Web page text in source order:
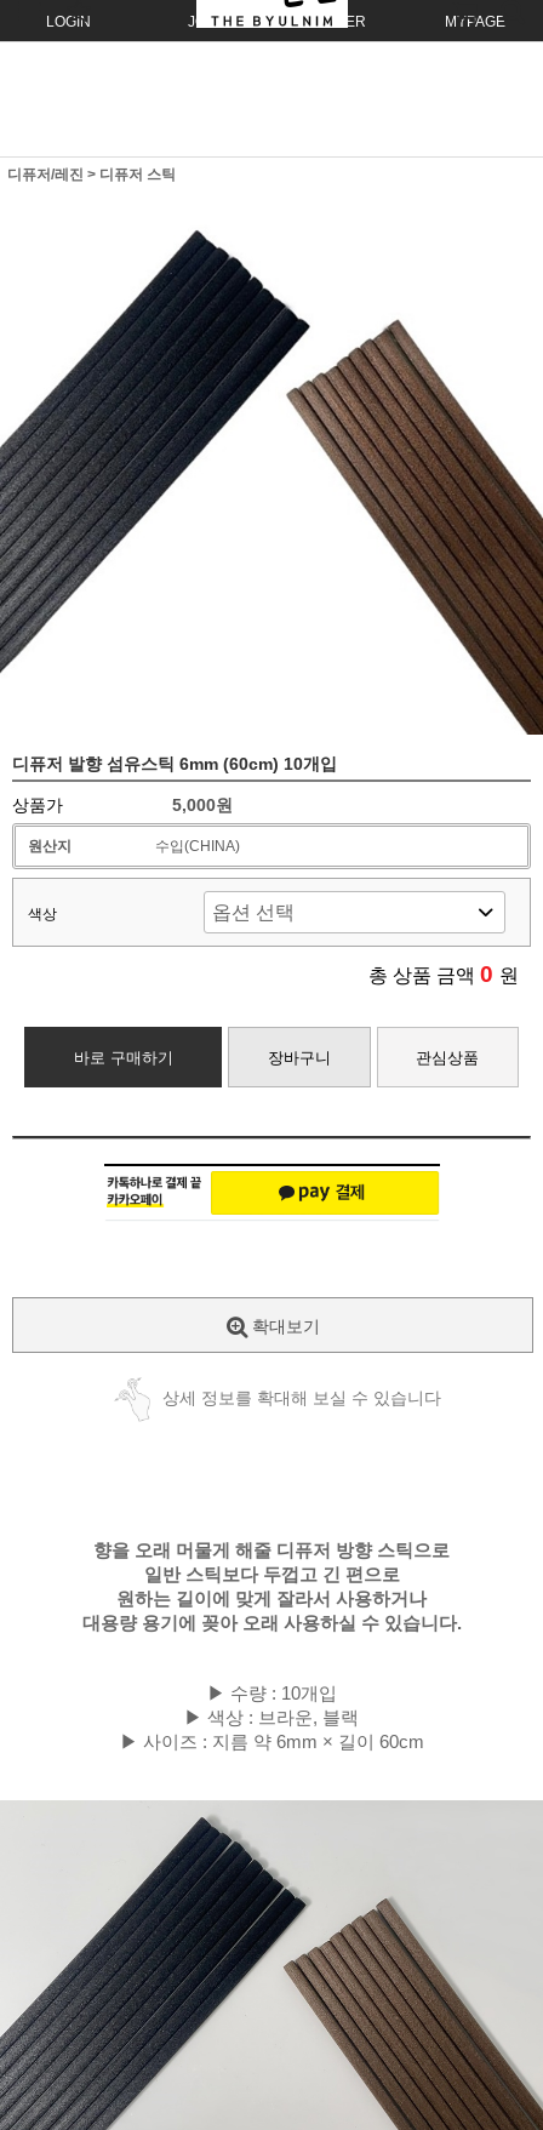
LOGIN JOIN ORDER MYPAGE
디퓨저/레진 > 디퓨저 스틱
디퓨저 발향 섬유스틱 6mm (60cm) 10개입
상품가 5,000원
원산지 수입(CHINA)
색상
총 상품 금액 0 원
바로 구매하기 장바구니 관심상품
확대보기
상세 정보를 확대해 보실 수 있습니다
향을 오래 머물게 해줄 디퓨저 방향 스틱으로
일반 스틱보다 두껍고 긴 편으로
원하는 길이에 맞게 잘라서 사용하거나
대용량 용기에 꽂아 오래 사용하실 수 있습니다.
▶ 수량 : 10개입
▶ 색상 : 브라운, 블랙
▶ 사이즈 : 지름 약 6mm × 길이 60cm